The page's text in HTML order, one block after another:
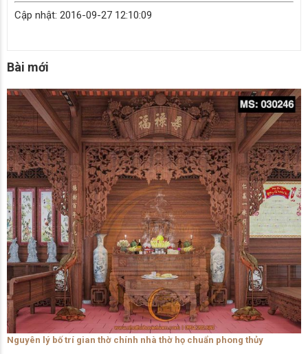
Cập nhật: 2016-09-27 12:10:09
Bài mới
Nguyên lý bố trí gian thờ chính nhà thờ họ chuẩn phong thủy